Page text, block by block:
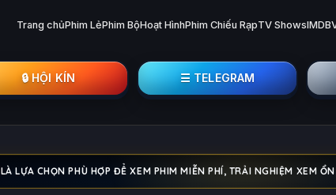
Trang chủPhim LẻPhim BộHoạt HìnhPhim Chiếu RạpTV ShowsIMDB
🔒︎ HỘI KÍN ☰ TELEGRAM
LÀ LỰA CHỌN PHÙ HỢP ĐỂ XEM PHIM MIỄN PHÍ, TRẢI NGHIỆM XEM